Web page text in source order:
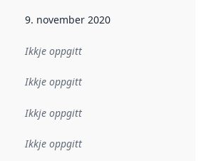
9. november 2020
Ikkje oppgitt
Ikkje oppgitt
Ikkje oppgitt
Ikkje oppgitt